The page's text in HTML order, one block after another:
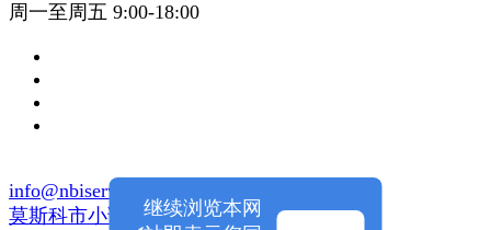
继续浏览本网
周一至周五 9:00-18:00
info@nbiservice.ru
莫斯科市小谢苗诺夫斯卡亚街9号3号楼